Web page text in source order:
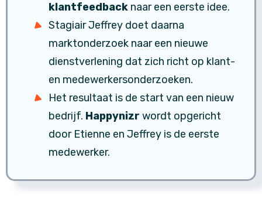
klantfeedback naar een eerste idee.
Stagiair Jeffrey doet daarna
marktonderzoek naar een nieuwe
dienstverlening dat zich richt op klant-
en medewerkersonderzoeken.
Het resultaat is de start van een nieuw
bedrijf. Happynizr wordt opgericht
door Etienne en Jeffrey is de eerste
medewerker.